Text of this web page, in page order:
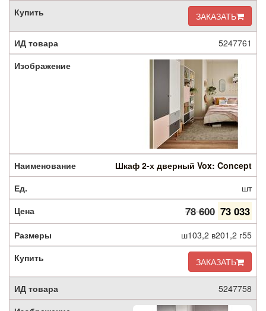
ЗАКАЗАТЬ
5247761
Шкаф 2-х дверный Vox: Concept
шт
78 600 73 033
ш103,2 в201,2 г55
ЗАКАЗАТЬ
5247758